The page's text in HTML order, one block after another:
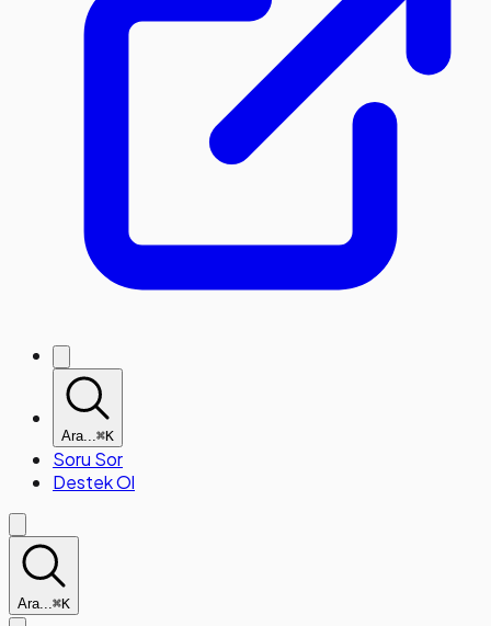
Ara...⌘K
Soru Sor
Destek Ol
Ara...⌘K